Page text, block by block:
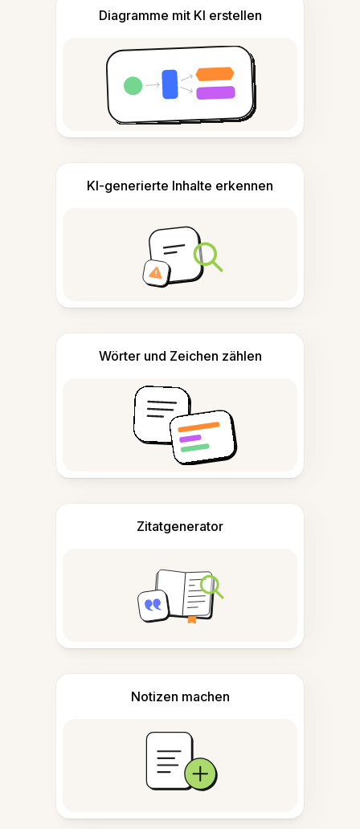
Diagramme mit KI erstellen
KI-generierte Inhalte erkennen
Wörter und Zeichen zählen
Zitatgenerator
Notizen machen